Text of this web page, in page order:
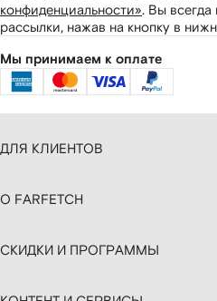
конфиденциальности» Вы всегда
рассылки, нажав на кнопку в
Мы принимаем к оплате
ДЛЯ КЛИЕНТОВ
О FARFETCH
СКИДКИ И ПРОГРАММЫ